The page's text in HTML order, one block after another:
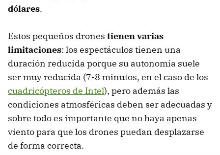
dólares.
Estos pequeños drones tienen varias
limitaciones: los espectáculos tienen una
duración reducida porque su autonomía suele
ser muy reducida (7-8 minutos, en el caso de los
cuadricópteros de Intel), pero además las
condiciones atmosféricas deben ser adecuadas y
sobre todo es importante que no haya apenas
viento para que los drones puedan desplazarse
de forma correcta.